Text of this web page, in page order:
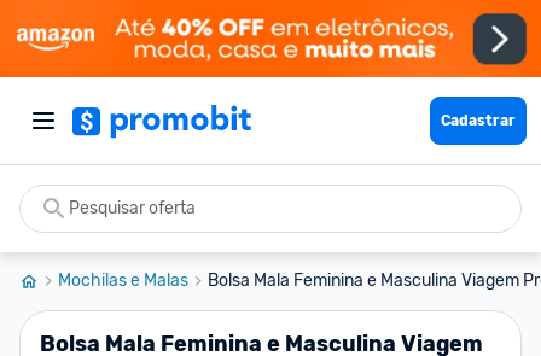
Cadastrar
Mochilas e Malas Bolsa Mala Feminina e Masculina Viagem
Bolsa Mala Feminina e Masculina Viagem